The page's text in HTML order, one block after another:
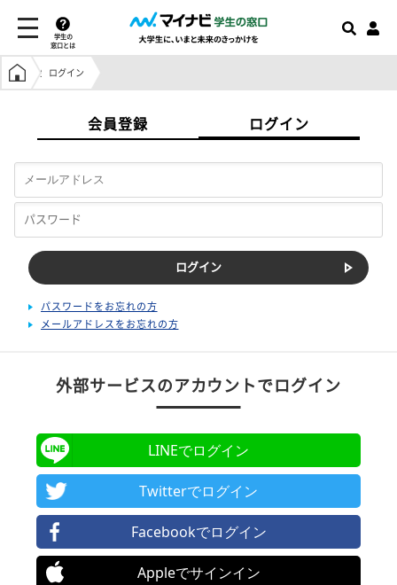
学生の
窓口とは
学生の窓口トップ
ログイン
会員登録 ログイン
パスワードをお忘れの方
メールアドレスをお忘れの方
外部サービスのアカウントでログイン
LINEでログイン
Twitterでログイン
Facebookでログイン
Appleでサインイン